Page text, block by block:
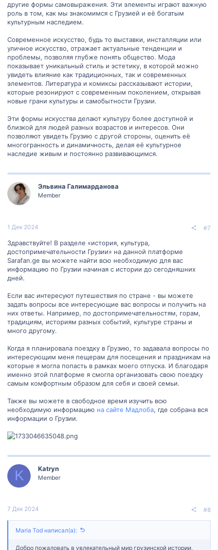
другие формы самовыражения. Эти элементы играют важную
роль в том, как мы знакомимся с Грузией и её богатым
культурным наследием.
Современное искусство, будь то выставки, инсталляции или
уличное искусство, отражает актуальные тенденции и
проблемы, позволяя глубже понять общество. Мода
показывает уникальный стиль и эстетику, в которой можно
увидеть влияние как традиционных, так и современных
элементов. Литература и комиксы рассказывают истории,
которые резонируют с современным поколением, открывая
новые грани культуры и самобытности Грузии.
Эти формы искусства делают культуру более доступной и
близкой для людей разных возрастов и интересов. Они
позволяют увидеть Грузию с другой стороны, оценить её
многогранность и динамичность, делая её культурное
наследие живым и постоянно развивающимся.
Эльвина Галимарданова
Member
1 Дек 2024 #7
Здравствуйте! В разделе «история, культура,
достопримечательности Грузии» на данной платформе
Sarafan.ge вы можете найти всю необходимую для вас
информацию по Грузии начиная с истории до сегодняшних
дней.
Если вас интересуют путешествия по стране - вы можете
задать вопросы все интересующие вас вопросы и получить на
них ответы. Например, по достопримечательностям, горам,
традициям, историям разных событий, культуре страны и
много другому.
Когда я планировала поездку в Грузию, то задавала вопросы по
интересующим меня пещерам для посещения и праздникам на
которые я могла попасть в рамках моего отпуска. И благодаря
именно этой платформе я смогла организовать свою поездку
самым комфортным образом для себя и своей семьи.
Также вы можете в свободное время изучить всю
необходимую информацию на сайте Мадлоба, где собрана вся
информации о Грузии.
K Katryn
Member
7 Дек 2024 #8
Maria Tod написал(а):
Добро пожаловать в увлекательный мир грузинской истории,